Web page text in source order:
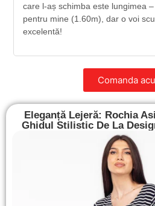
care l-aș schimba este lungimea
pentru mine (1.60m), dar o voi
excelentă!
Comanda
Eleganță Lejeră: Rochia
Ghidul Stilistic De La